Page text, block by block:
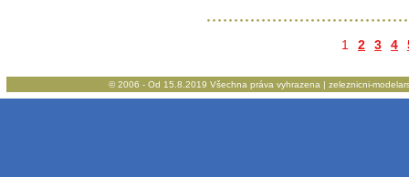
1 2 3 4
© 2006 - Od 15.8.2019 Všechna práva vyhrazena | zeleznicni-